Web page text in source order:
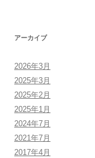
アーカイブ
2026年3月
2025年3月
2025年2月
2025年1月
2024年7月
2021年7月
2017年4月